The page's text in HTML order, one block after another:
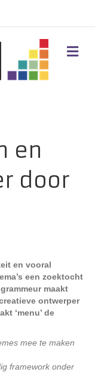
M
E
en
door
en vooral
een zoektocht
maakt
ontwerper
‘menu’ de
mee te maken
framework onder